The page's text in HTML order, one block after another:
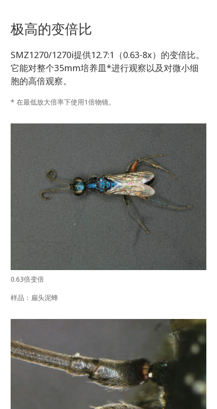
极高的变倍比
SMZ1270/1270i提供12.7:1（0.63-8x）的变倍比。
它能对整个35mm培养皿*进行观察以及对微小细
胞的高倍观察。
* 在最低放大倍率下使用1倍物镜。
0.63倍变倍
样品：扁头泥蜂